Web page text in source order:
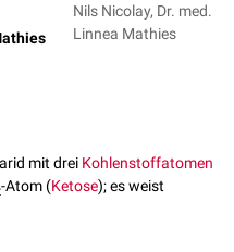
Nils Nicolay, Dr. med.
Linnea Mathies
mit drei Kohlenstoffatomen
-Atom (Ketose); es weist